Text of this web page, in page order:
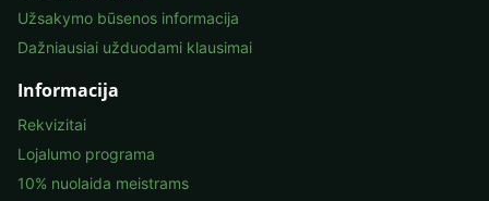
Užsakymo būsenos informacija
Dažniausiai užduodami klausimai
Informacija
Rekvizitai
Lojalumo programa
10% nuolaida meistrams